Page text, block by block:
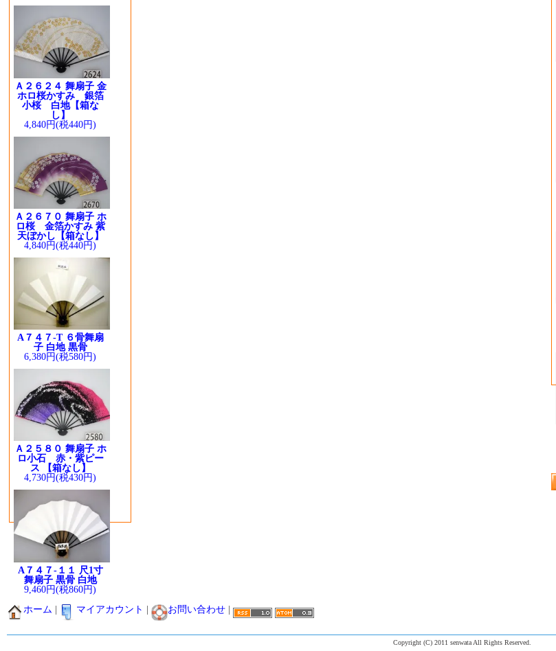
Ａ２６２４ 舞扇子 金
ホロ桜かすみ 銀箔
小桜 白地【箱な
し】
4,840円(税440円)
Ａ２６７０ 舞扇子 ホ
ロ桜 金箔かすみ 紫
天ぼかし【箱なし】
4,840円(税440円)
A７４７-T ６骨舞扇
子 白地 黒骨
6,380円(税580円)
Ａ２５８０ 舞扇子 ホ
ロ小石 赤・紫ピー
ス 【箱なし】
4,730円(税430円)
A７４７-１１ 尺1寸
舞扇子 黒骨 白地
9,460円(税860円)
ホーム マイアカウント お問い合わせ
Copyright (C) 2011 senwata All Rights Reserved.